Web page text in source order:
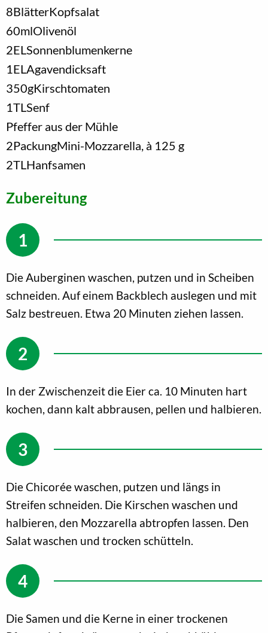
8BlätterKopfsalat
60mlOlivenöl
2EL Sonnenblumenkerne
1 EL Agavendicksaft
350gKirschtomaten
1TL Senf
Pfeffer aus der Mühle
2PackungMini-Mozzarella, à 125 g
2TL Hanfsamen
Zubereitung
Die Auberginen waschen, putzen und in Scheiben
schneiden. Auf einem Backblech auslegen und mit
Salz bestreuen. Etwa 20 Minuten ziehen lassen.
In der Zwischenzeit die Eier ca. 10 Minuten hart
kochen, dann kalt abbrausen, pellen und halbieren.
Die Chicorée waschen, putzen und längs in
Streifen schneiden. Die Kirschen waschen und
halbieren, den Mozzarella abtropfen lassen. Den
Salat waschen und trocken schütteln.
Die Samen und die Kerne in einer trockenen